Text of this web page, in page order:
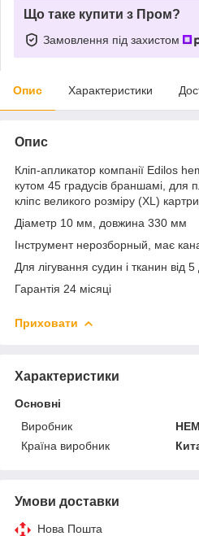
Що таке купити з Пром?
Замовлення під захистом
Опис Характеристики
Опис
Кліп-апликатор компанії Edilos
кутом 45 градусів браншамі, для
кліпс великого розміру (ХL)
Діаметр 10 мм, довжина 330 мм
Інструмент нерозборный, має
Для лігування судин і тканин від
Гарантія 24 місяці
Приховати
Характеристики
Основні
Виробник
HEM
Країна виробник
Умови доставки
Нова Пошта